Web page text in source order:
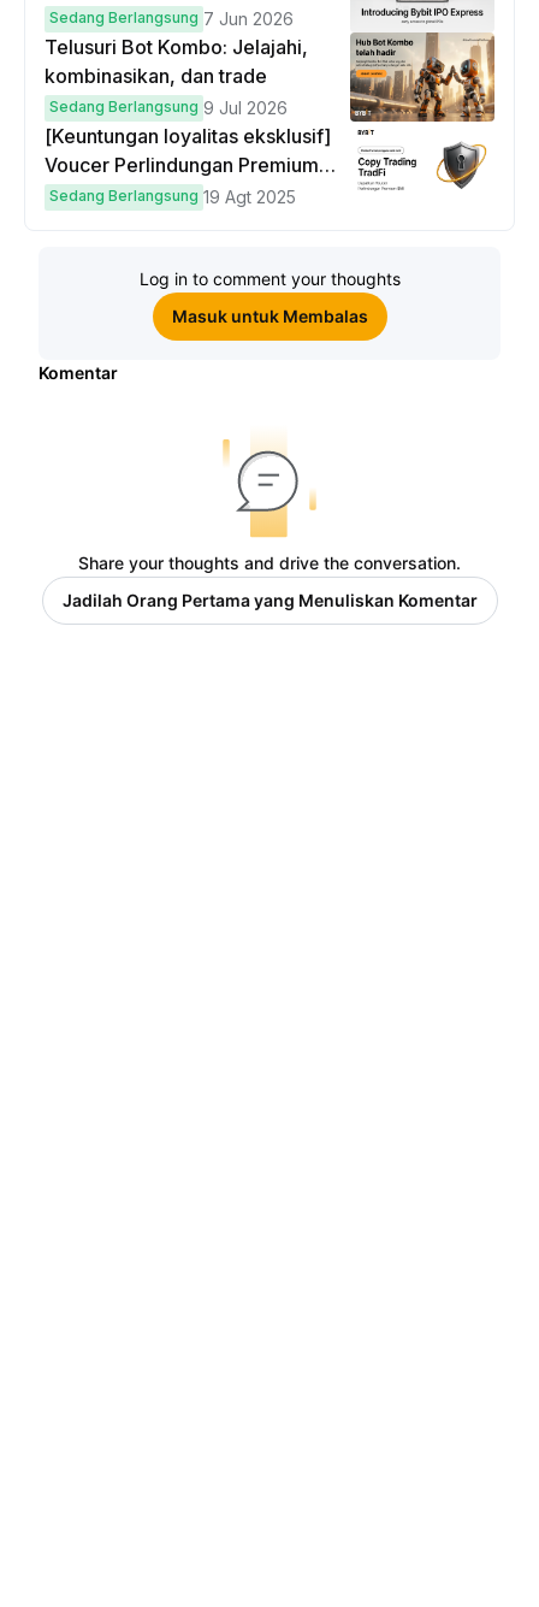
IPO Global!
Sedang Berlangsung 7 Jun 2026
Telusuri Bot Kombo: Jelajahi,
kombinasikan, dan trade
Sedang Berlangsung 9 Jul 2026
[Keuntungan loyalitas eksklusif]
Voucer Perlindungan Premium
hingga $50
Sedang Berlangsung 19 Agt 2025
Log in to comment your thoughts
Masuk untuk Membalas
Komentar
Share your thoughts and drive the conversation.
Jadilah Orang Pertama yang Menuliskan Komentar